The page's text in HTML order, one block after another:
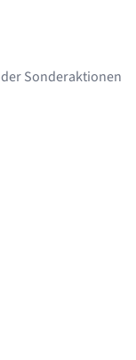
Sonderaktionen